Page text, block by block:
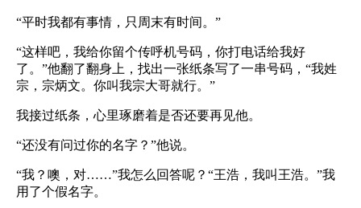
“平时我都有事情，只周末有时间。”
“这样吧，我给你留个传呼机号码，你打电话给我好
了。”他翻了翻身上，找出一张纸条写了一串号码，“我姓
宗，宗炳文。你叫我宗大哥就行。”
我接过纸条，心里琢磨着是否还要再见他。
“还没有问过你的名字？”他说。
“我？噢，对……”我怎么回答呢？“王浩，我叫王浩。”我
用了个假名字。